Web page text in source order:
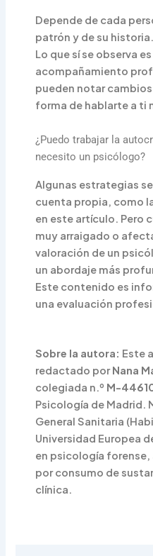
Depende de cada
patrón y de su
Lo que sí se observa
acompañamiento
pueden notar
forma de hablarte a ti
¿Puedo trabajar la
necesito un psicólogo?
Algunas estrategias
cuenta propia, como
en este artículo. Pero
muy arraigado o
valoración de un
un abordaje más
Este contenido es
una evaluación
Sobre la autora: Este
redactado porNana
colegiada n.º M-
Psicología de Madrid.
General Sanitaria
Universidad Europea
en psicología
por consumo de
clínica.